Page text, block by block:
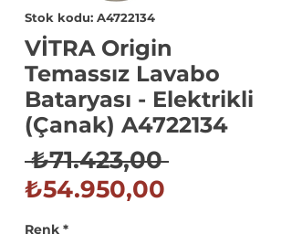
Stok kodu: A4722134
VİTRA Origin
Temassız Lavabo
Bataryası - Elektrikli
(Çanak) A4722134
₺71.423,00 Normal
₺54.950,00
Renk *